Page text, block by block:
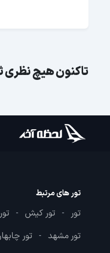
تاکنون هیچ
تور های مرتبط
تور - تور کیش -
تور مشهد - تور